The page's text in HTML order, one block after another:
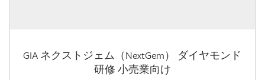
GIA ネクストジェム（NextGem） ダイヤモンド
研修 小売業向け